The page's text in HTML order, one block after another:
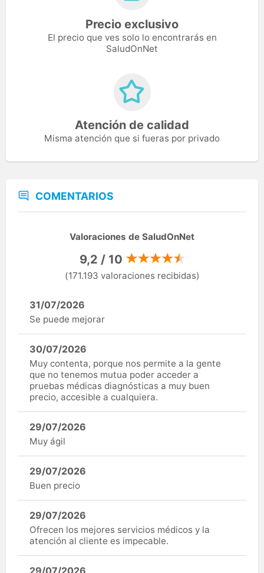
Precio exclusivo
El precio que ves solo lo encontrarás en
SaludOnNet
Atención de calidad
Misma atención que si fueras por privado
COMENTARIOS
Valoraciones de SaludOnNet
9,2 / 10
(171.193 valoraciones recibidas)
31/07/2026
Se puede mejorar
30/07/2026
Muy contenta, porque nos permite a la gente
que no tenemos mutua poder acceder a
pruebas médicas diagnósticas a muy buen
precio, accesible a cualquiera.
29/07/2026
Muy ágil
29/07/2026
Buen precio
29/07/2026
Ofrecen los mejores servicios médicos y la
atención al cliente es impecable.
29/07/2026